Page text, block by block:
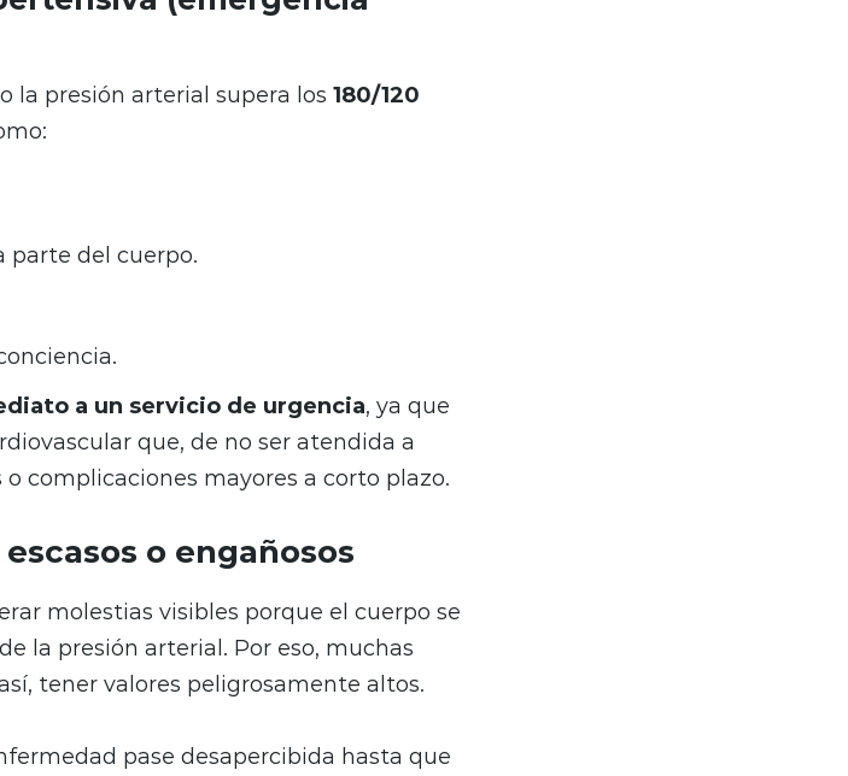
la presión arterial supera los 180/120
parte del cuerpo.
a un servicio de urgencia, ya que
que, de no ser atendida a
complicaciones mayores a corto plazo.
o engañosos
molestias visibles porque el cuerpo se
la presión arterial. Por eso, muchas
tener valores peligrosamente altos.
pase desapercibida hasta que